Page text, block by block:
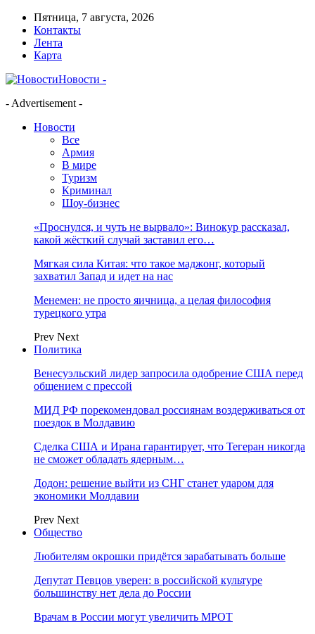
Пятница, 7 августа, 2026
Контакты
Лента
Карта
Новости -
- Advertisement -
Новости
Все
Армия
В мире
Туризм
Криминал
Шоу-бизнес
«Проснулся, и чуть не вырвало»: Винокур рассказал,
какой жёсткий случай заставил его…
Мягкая сила Китая: что такое маджонг, который
захватил Запад и идет на нас
Менемен: не просто яичница, а целая философия
турецкого утра
Prev Next
Политика
Венесуэльский лидер запросила одобрение США перед
общением с прессой
МИД РФ порекомендовал россиянам воздерживаться от
поездок в Молдавию
Сделка США и Ирана гарантирует, что Тегеран никогда
не сможет обладать ядерным…
Додон: решение выйти из СНГ станет ударом для
экономики Молдавии
Prev Next
Общество
Любителям окрошки придётся зарабатывать больше
Депутат Певцов уверен: в российской культуре
большинству нет дела до России
Врачам в России могут увеличить МРОТ